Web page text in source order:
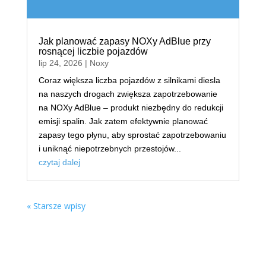
Jak planować zapasy NOXy AdBlue przy
rosnącej liczbie pojazdów
lip 24, 2026 | Noxy
Coraz większa liczba pojazdów z silnikami diesla
na naszych drogach zwiększa zapotrzebowanie
na NOXy AdBlue – produkt niezbędny do redukcji
emisji spalin. Jak zatem efektywnie planować
zapasy tego płynu, aby sprostać zapotrzebowaniu
i uniknąć niepotrzebnych przestojów...
czytaj dalej
« Starsze wpisy